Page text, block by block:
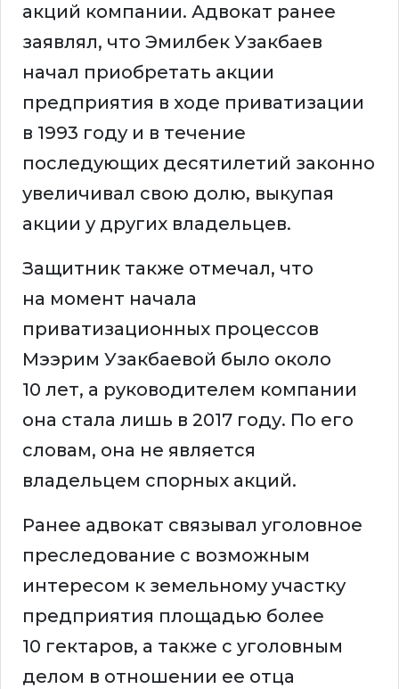
акций компании. Адвокат ранее
заявлял, что Эмилбек Узакбаев
начал приобретать акции
предприятия в ходе приватизации
в 1993 году и в течение
последующих десятилетий законно
увеличивал свою долю, выкупая
акции у других владельцев.
Защитник также отмечал, что
на момент начала
приватизационных процессов
Мээрим Узакбаевой было около
10 лет, а руководителем компании
она стала лишь в 2017 году. По его
словам, она не является
владельцем спорных акций.
Ранее адвокат связывал уголовное
преследование с возможным
интересом к земельному участку
предприятия площадью более
10 гектаров, а также с уголовным
делом в отношении ее отца